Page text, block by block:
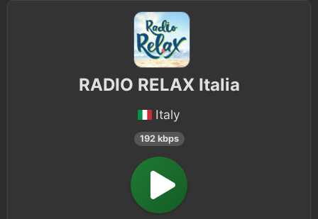
RADIO RELAX Italia
Italy
192 kbps